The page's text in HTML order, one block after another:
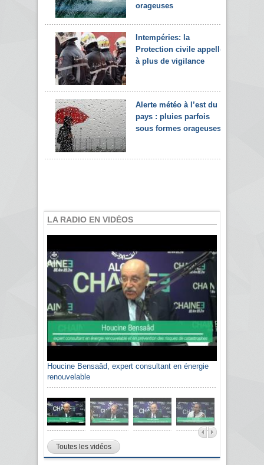
orageuses
Intempéries: la
Protection civile appelle
à plus de vigilance
Alerte météo à l’est du
pays : pluies parfois
sous formes orageuses
LA RADIO EN VIDÉOS
Houcine Bensaâd, expert consultant en énergie
renouvelable
Toutes les vidéos